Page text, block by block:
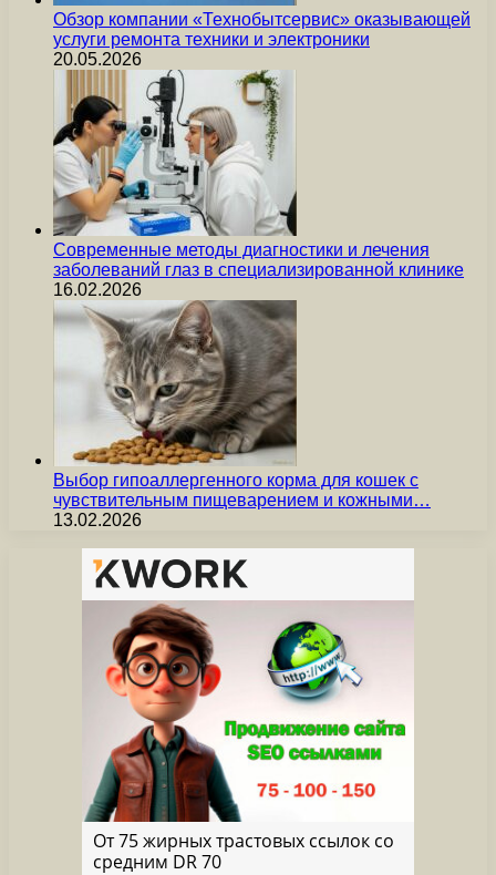
Обзор компании «Технобытсервис» оказывающей
услуги ремонта техники и электроники
20.05.2026
Современные методы диагностики и лечения
заболеваний глаз в специализированной клинике
16.02.2026
Выбор гипоаллергенного корма для кошек с
чувствительным пищеварением и кожными…
13.02.2026